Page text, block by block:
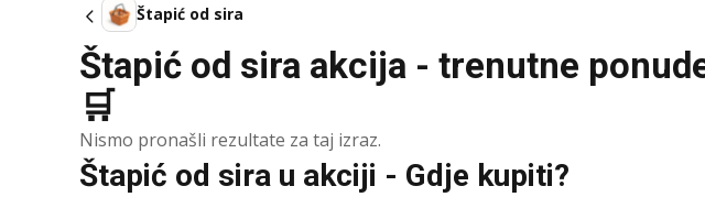
Štapić od sira
Štapić od sira akcija - trenutne
🛒
Nismo pronašli rezultate za taj izraz.
Štapić od sira u akciji - Gdje kupiti?